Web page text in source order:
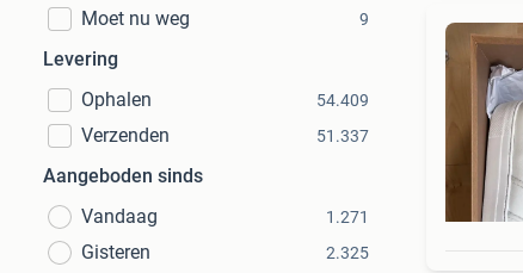
Moet nu weg
9
Levering
Ophalen
54.409
Verzenden 51.337
Aangeboden sinds
Vandaag
1.271
Gisteren 2.325